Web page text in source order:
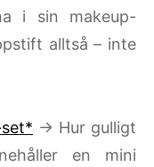
i sin makeup-
alltså – inte
→ Hur gulligt
en mini